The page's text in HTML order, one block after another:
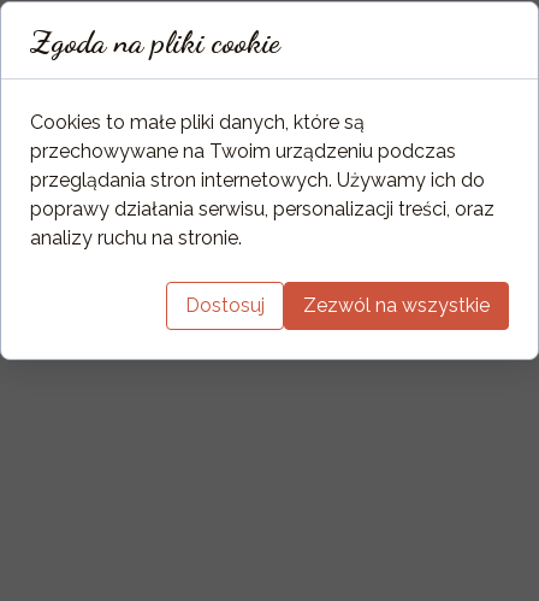
Zgoda na pliki cookie
Cookies to małe pliki danych, które są
przechowywane na Twoim urządzeniu podczas
przeglądania stron internetowych. Używamy ich do
poprawy działania serwisu, personalizacji treści, oraz
analizy ruchu na stronie.
Dostosuj Zezwól na wszystkie